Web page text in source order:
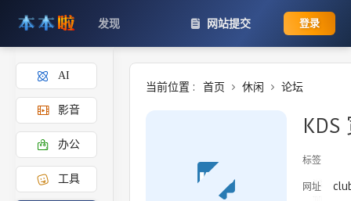
发现 网站提交 登录
AI
影音
办公
工具
当前位置 : 首页 休闲 论坛
标签
网址
添